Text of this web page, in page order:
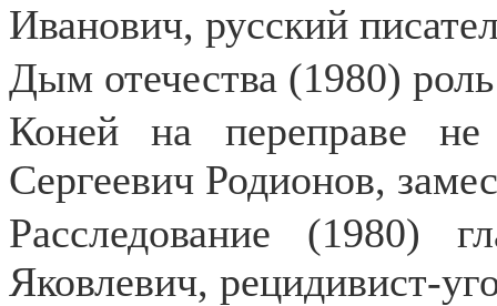
Иванович, русский
Дым отечества (1980)
Коней на переправе
Сергеевич Родионов,
Расследование (1980)
Яковлевич, рецидивист-